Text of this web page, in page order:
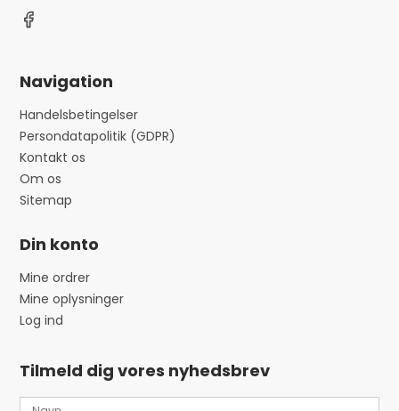
Navigation
Handelsbetingelser
Persondatapolitik (GDPR)
Kontakt os
Om os
Sitemap
Din konto
Mine ordrer
Mine oplysninger
Log ind
Tilmeld dig vores nyhedsbrev